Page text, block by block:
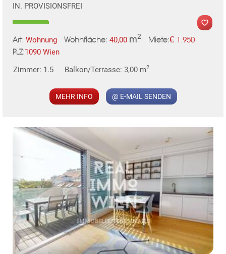
IN. PROVISIONSFREI
Art: Wohnung Wohnfläche: 40,00 m2 Miete:€ 1.950
PLZ:1090 Wien
Zimmer: 1.5
Balkon/Terrasse: 3,00 m2
MEHR INFO @ E-MAIL SENDEN